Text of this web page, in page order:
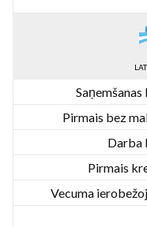
Saņemšanas
Pirmais bez
Darba
Pirmais
Vecuma